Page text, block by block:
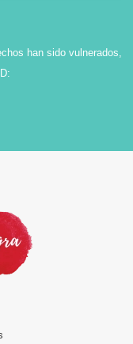
han sido vulnerados,